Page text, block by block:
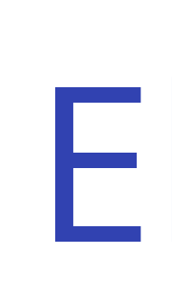
projektu
Michał
programie